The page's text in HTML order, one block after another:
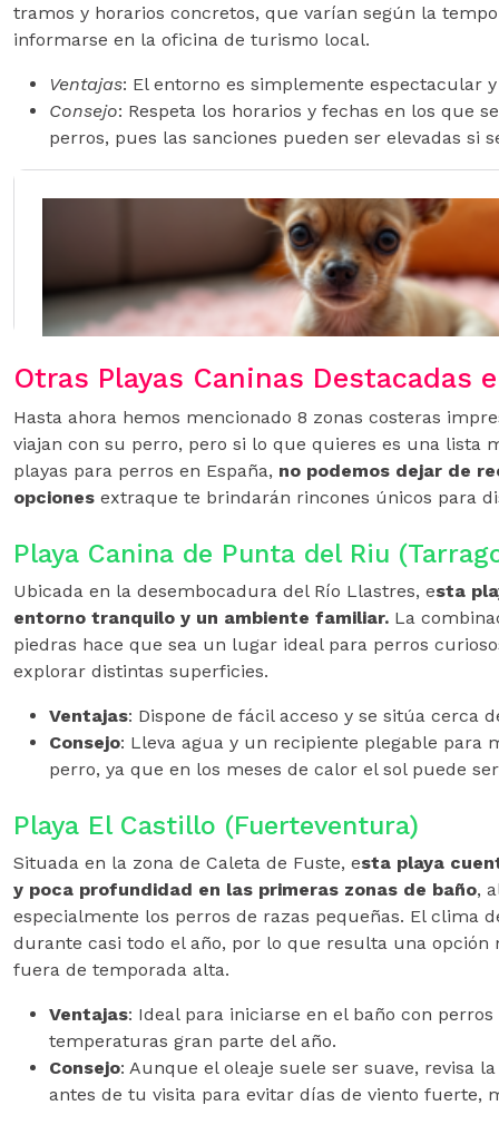
tramos y horarios concretos, que varían según la
informarse en la oficina de turismo local.
Ventajas: El entorno es simplemente espectacular
Consejo: Respeta los horarios y fechas en los que
perros, pues las sanciones pueden ser elevadas si
Otras Playas Caninas Destacadas
Hasta ahora hemos mencionado 8 zonas costeras
viajan con su perro, pero si lo que quieres es una lista
playas para perros en España, no podemos dejar de
opciones extraque te brindarán rincones únicos para
Playa Canina de Punta del Riu
Ubicada en la desembocadura del Río Llastres, esta
entorno tranquilo y un ambiente familiar. La
piedras hace que sea un lugar ideal para perros
explorar distintas superficies.
Ventajas: Dispone de fácil acceso y se sitúa cerca
Consejo: Lleva agua y un recipiente plegable para
perro, ya que en los meses de calor el sol puede
Playa El Castillo (Fuerteventura)
Situada en la zona de Caleta de Fuste, esta playa
y poca profundidad en las primeras zonas de baño,
especialmente los perros de razas pequeñas. El clima
durante casi todo el año, por lo que resulta una opción
fuera de temporada alta.
Ventajas: Ideal para iniciarse en el baño con
temperaturas gran parte del año.
Consejo: Aunque el oleaje suele ser suave, revisa
antes de tu visita para evitar días de viento fuerte,